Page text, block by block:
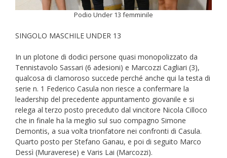
Podio Under 13 femminile
SINGOLO MASCHILE UNDER 13
In un plotone di dodici persone quasi monopolizzato da
Tennistavolo Sassari (6 adesioni) e Marcozzi Cagliari (3),
qualcosa di clamoroso succede perché anche qui la testa di
serie n. 1 Federico Casula non riesce a confermare la
leadership del precedente appuntamento giovanile e si
relega al terzo posto preceduto dal vincitore Nicola Cilloco
che in finale ha la meglio sul suo compagno Simone
Demontis, a sua volta trionfatore nei confronti di Casula.
Quarto posto per Stefano Ganau, e poi di seguito Marco
Dessì (Muraverese) e Varis Lai (Marcozzi).